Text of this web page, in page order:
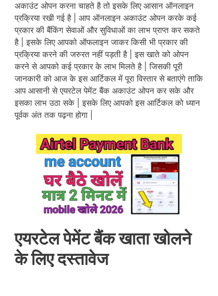
अकाउंट ओपन करना चाहते है तो इसके लिए आसान ऑनलाइन
प्रक्रिया रखी गई है | आप ऑनलाइन अकाउंट ओपन करके कई
प्रकार की बैंकिंग सेवाओं और सुविधाओं का लाभ प्राप्त कर सकते
है | इसके लिए आपको ऑफलाइन जाकर किसी भी प्रकार की
प्रक्रिया करने की जरुरत नहीं पड़ती है | इस खाते को ओपन
करने से आपको कई प्रकार के लाभ मिलते है | जिसकी पूरी
जानकारी को आज के इस आर्टिकल में पूरा विस्तार से बताएंगे ताकि
आप आसानी से एयरटेल पेमेंट बैंक अकाउंट ओपन कर सके और
इसका लाभ उठा सके | इसके लिए आपको इस आर्टिकल को ध्यान
पूर्वक अंत तक पढ़ना होगा |
एयरटेल पेमेंट बैंक खाता खोलने
के लिए दस्तावेज